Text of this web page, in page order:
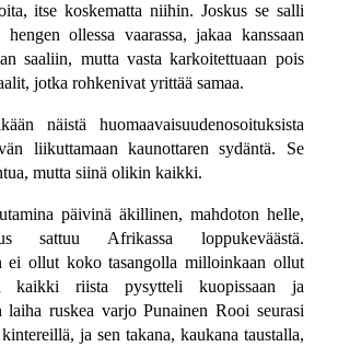
itse koskematta niihin. Joskus se salli
ollessa vaarassa, jakaa kanssaan
saaliin, mutta vasta karkoitettuaan pois
jotka rohkenivat yrittää samaa.
näistä huomaavaisuudenosoituksista
liikuttamaan kaunottaren sydäntä. Se
mutta siinä olikin kaikki.
päivinä äkillinen, mahdoton helle,
sattuu Afrikassa loppukeväästä.
ei ollut koko tasangolla milloinkaan ollut
kaikki riista pysytteli kuopissaan ja
laiha ruskea varjo Punainen Rooi seurasi
ja sen takana, kaukana taustalla,